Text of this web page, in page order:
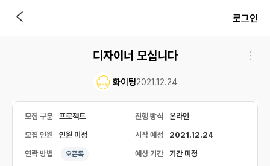
로그인
디자이너 모십니다
화이팅2021.12.24
모집 구분 프로젝트 진행 방식 온라인
모집 인원 인원 미정 시작 예정 2021.12.24
연락 방법 오픈톡 예상 기간 기간 미정